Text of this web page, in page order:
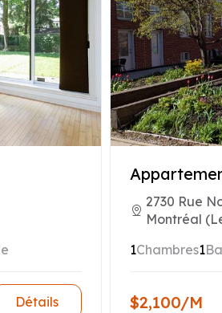
Détails
2730 Rue
Montréal
1Chambres1
$2,100/M